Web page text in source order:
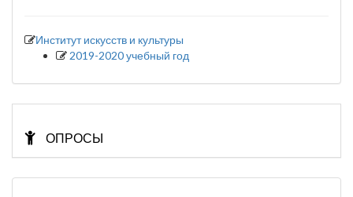
Институт искусств и культуры
2019-2020 учебный год
ОПРОСЫ